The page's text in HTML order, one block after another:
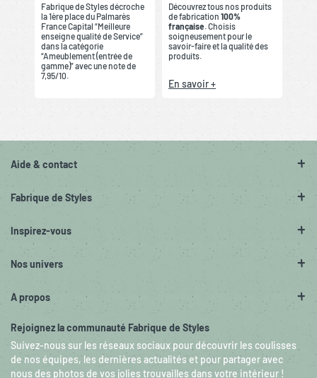
Fabrique de Styles décroche
la 1ère place du Palmarès
France Capital “Meilleure
enseigne qualité de Service”
dans la catégorie
“Ameublement (entrée de
gamme)” avec une note de
7,95/10.
Découvrez tous nos produits
de fabrication 100%
française . Choisis
soigneusement pour le
savoir-faire et la qualité des
produits.
En savoir +
Aide & contact
Fabrique de Styles
Inspirez-vous
Nos univers
A propos
Rejoignez la communauté Fabrique de Styles
Suivez-nous sur les réseaux sociaux pour découvrir les coulisses
de nos équipes, les dernières actualités et pour partager avec
nous des photos de vos jolies trouvailles dans votre intérieur !